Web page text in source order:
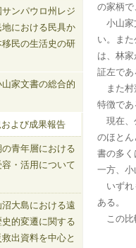
の家柄で
小山家
い。ま
は、林
証左であ
また村
特徴であ
現在、
のほと
書の多く
一方、
いずれ
ある。
この比
ンパウロ州レジ
地における民具か
移民の生活史の研
家文書の総合的
よび成果報告
青年層における
容・活用について
大島における遠
的変遷に関する
出資料を中心と